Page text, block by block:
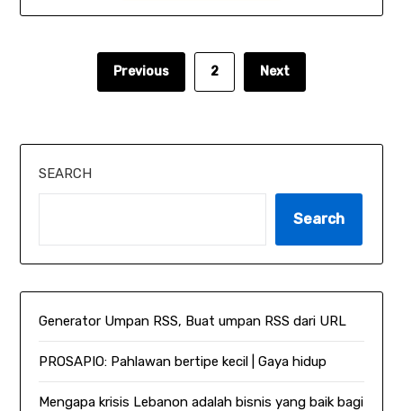
Previous 2 Next
SEARCH
Search
Generator Umpan RSS, Buat umpan RSS dari URL
PROSAPIO: Pahlawan bertipe kecil | Gaya hidup
Mengapa krisis Lebanon adalah bisnis yang baik bagi